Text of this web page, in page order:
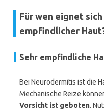
Für wen eignet
empfindlicher
Sehr empfindliche
Bei Neurodermitis ist die
Mechanische Reize
Vorsicht ist geboten.